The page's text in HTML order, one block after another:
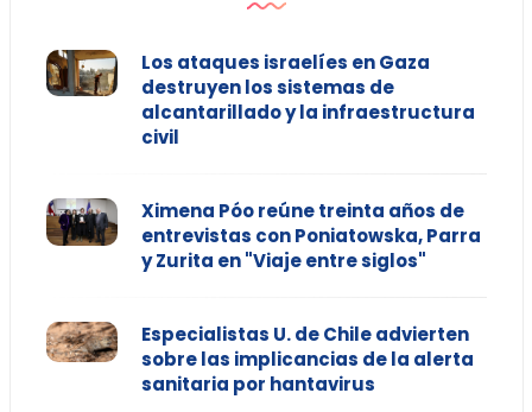
Los ataques israelíes en Gaza
destruyen los sistemas de
alcantarillado y la infraestructura
civil
Ximena Póo reúne treinta años de
entrevistas con Poniatowska, Parra
y Zurita en "Viaje entre siglos"
Especialistas U. de Chile advierten
sobre las implicancias de la alerta
sanitaria por hantavirus